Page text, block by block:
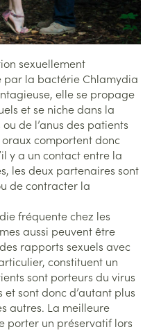
sexuellement
par la bactérie Chlamydia
elle se propage
et se niche dans la
de l’anus des patients
comportent donc
y a un contact entre la
les deux partenaires sont
de contracter la
fréquente chez les
aussi peuvent être
rapports sexuels avec
constituent un
sont porteurs du virus
sont donc d’autant plus
autres. La meilleure
porter un préservatif lors